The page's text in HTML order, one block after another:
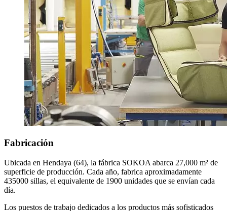
Fabricación
Ubicada en Hendaya (64), la fábrica SOKOA abarca 27,000 m² de
superficie de producción. Cada año, fabrica aproximadamente
435000 sillas, el equivalente de 1900 unidades que se envían cada
día.
Los puestos de trabajo dedicados a los productos más sofisticados